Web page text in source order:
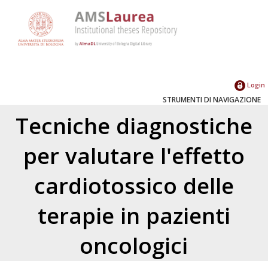
Login
STRUMENTI DI NAVIGAZIONE
Tecniche diagnostiche
per valutare l'effetto
cardiotossico delle
terapie in pazienti
oncologici